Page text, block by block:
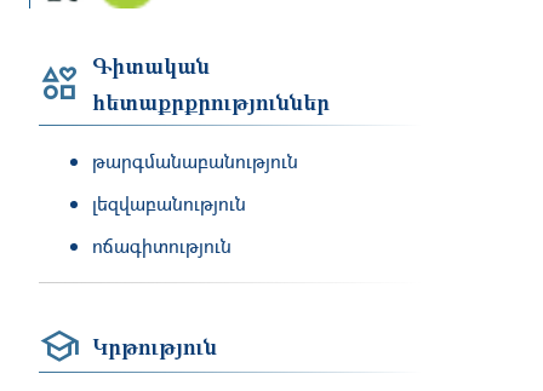
Գիտական
հետաքրքրություններ
թարգմանաբանություն
լեզվաբանություն
ոճագիտություն
Կրթություն